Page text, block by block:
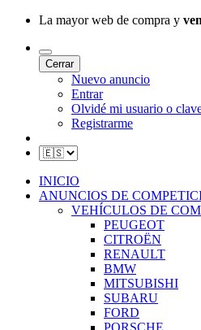
La mayor web de compra y
Cerrar
Nuevo anuncio
Entrar
Olvidé mi usuario o
Registrarme
INICIO
ANUNCIOS DE
VEHÍCULOS DE
PEUGEOT
CITROËN
RENAULT
BMW
MITSUBISHI
SUBARU
FORD
PORSCHE